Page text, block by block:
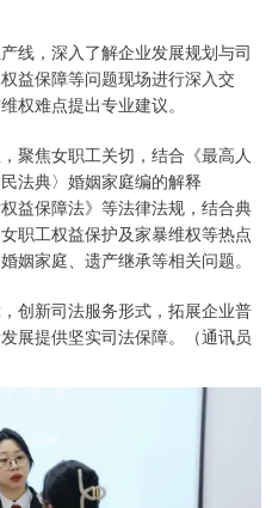
线，深入了解企业发展规划与司
益保障等问题现场进行深入交
权难点提出专业建议。
聚焦女职工关切，结合《最高人
法典〉婚姻家庭编的解释
益保障法》等法律法规，结合典
职工权益保护及家暴维权等热点
姻家庭、遗产继承等相关问题。
创新司法服务形式，拓展企业普
展提供坚实司法保障。（通讯员